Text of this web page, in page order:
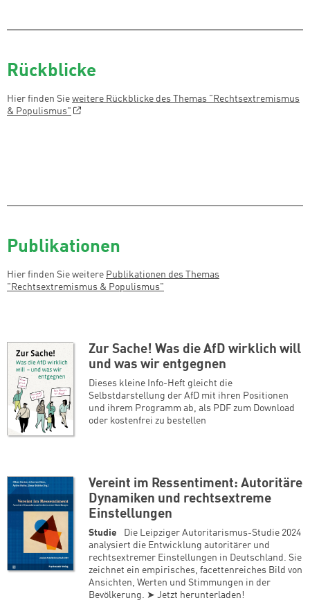
Rückblicke
Hier finden Sie weitere Rückblicke des Themas "Rechtsextremismus
& Populismus"
Publikationen
Hier finden Sie weitere Publikationen des Themas
" Rechtsextremismus & Populismus"
Zur Sache! Was die AfD wirklich will
und was wir entgegnen
Dieses kleine Info-Heft gleicht die
Selbstdarstellung der AfD mit ihren Positionen
und ihrem Programm ab, als PDF zum Download
oder kostenfrei zu bestellen
Vereint im Ressentiment: Autoritäre
Dynamiken und rechtsextreme
Einstellungen
Studie
Die Leipziger Autoritarismus-Studie 2024
analysiert die Entwicklung autoritärer und
rechtsextremer Einstellungen in Deutschland. Sie
zeichnet ein empirisches, facettenreiches Bild von
Ansichten, Werten und Stimmungen in der
Bevölkerung. ➤ Jetzt herunterladen!